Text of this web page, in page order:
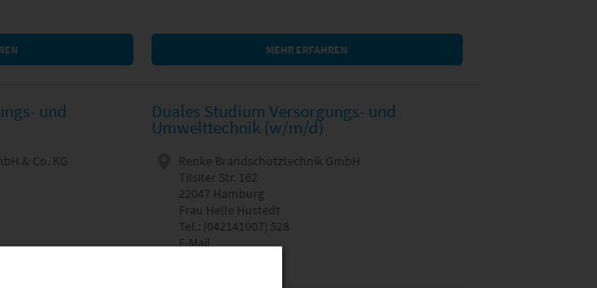
MEHR ERFAHREN
und
& Co. KG
Duales Studium Versorgungs- und
Umwelttechnik (w/m/d)
Renke Brandschutztechnik GmbH
Tilsiter Str. 162
22047 Hamburg
Frau Helle Hustedt
Tel.: (042141007) 528
E-Mail